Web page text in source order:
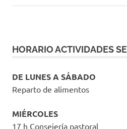
HORARIO ACTIVIDADES
DE LUNES A SÁBADO
Reparto de alimentos
MIÉRCOLES
17 h Consejería pastoral